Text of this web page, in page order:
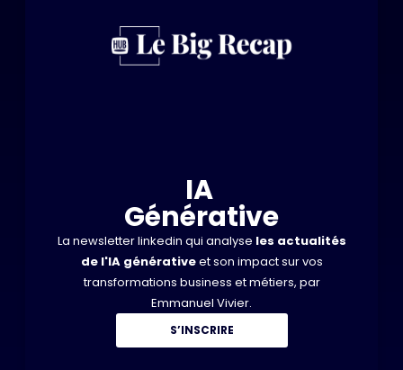
IA
Générative
La newsletter linkedin qui analyse les actualités
de l'IA générativeet son impact sur vos
transformations business et métiers, par
Emmanuel Vivier.
S’INSCRIRE